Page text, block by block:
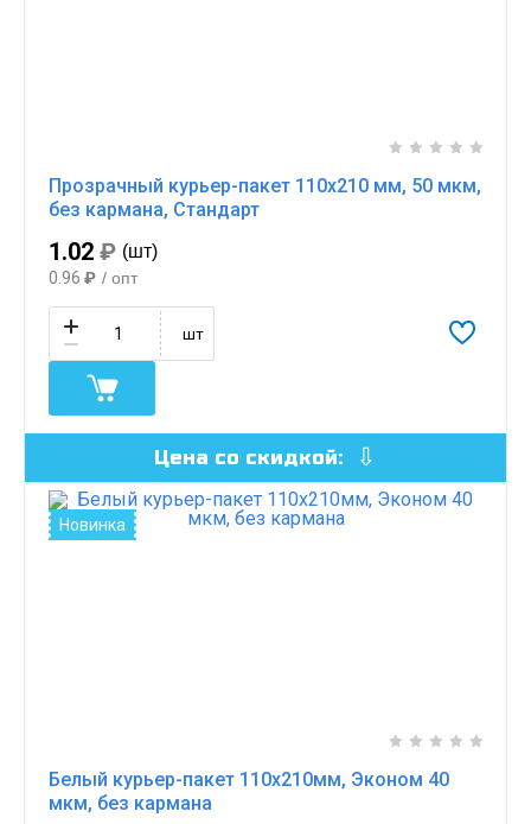
Прозрачный курьер-пакет 110х210 мм, 50 мкм,
без кармана, Стандарт
1.02 ₽ (шт)
0.96 ₽ / опт
шт
Цена со скидкой:
Новинка
Белый курьер-пакет 110х210мм, Эконом 40
мкм, без кармана